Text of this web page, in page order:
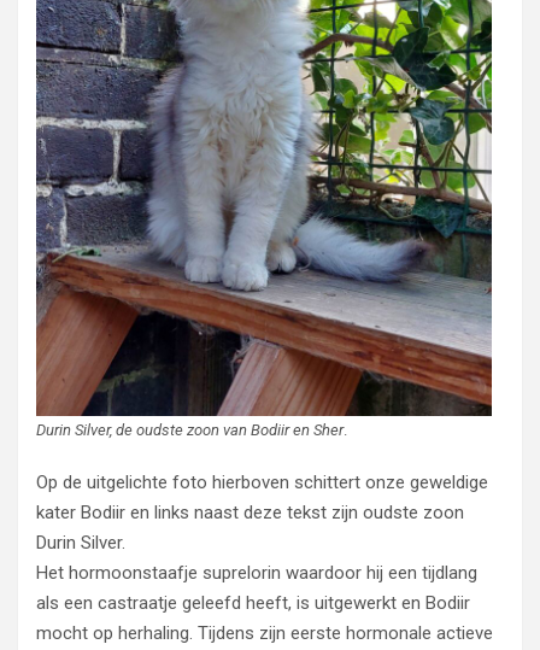
Durin Silver, de oudste zoon van Bodiir en Sher.
Op de uitgelichte foto hierboven schittert onze geweldige
kater Bodiir en links naast deze tekst zijn oudste zoon
Durin Silver.
Het hormoonstaafje suprelorin waardoor hij een tijdlang
als een castraatje geleefd heeft, is uitgewerkt en Bodiir
mocht op herhaling. Tijdens zijn eerste hormonale actieve